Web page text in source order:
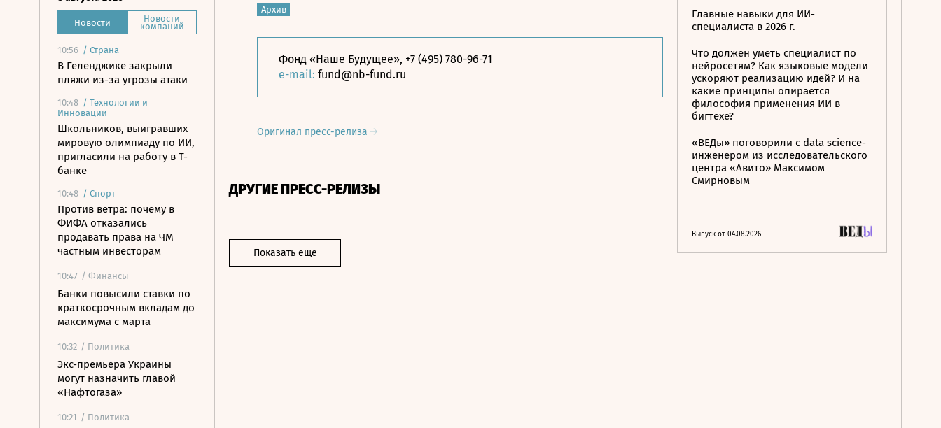
Новости Новости
компаний
10:56 / Страна
В Геленджике закрыли
пляжи из-за угрозы атаки
10:48 / Технологии и
Инновации
Школьников, выигравших
мировую олимпиаду по ИИ,
пригласили на работу в Т-
банке
10:48 / Спорт
Против ветра: почему в
ФИФА отказались
продавать права на ЧМ
частным инвесторам
10:47 / Финансы
Банки повысили ставки по
краткосрочным вкладам до
максимума с марта
10:32 / Политика
Экс-премьера Украины
могут назначить главой
«Нафтогаза»
10:21 / Политика
Архив
Фонд «Наше Будущее», +7 (495) 780-96-71
e-mail: fund@nb-fund.ru
Оригинал пресс-релиза
ДРУГИЕ ПРЕСС-РЕЛИЗЫ
Показать еще
Главные навыки для ИИ-
специалиста в 2026 г.
Что должен уметь специалист по
нейросетям? Как языковые модели
ускоряют реализацию идей? И на
какие принципы опирается
философия применения ИИ в
бигтехе?
«ВЕДы» поговорили с data science-
инженером из исследовательского
центра «Авито» Максимом
Смирновым
Выпуск от 04.08.2026